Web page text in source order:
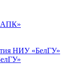
АПК»
НИУ «БелГУ»